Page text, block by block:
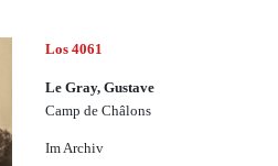
Los 4061
Le Gray, Gustave
Camp de Châlons
Im Archiv